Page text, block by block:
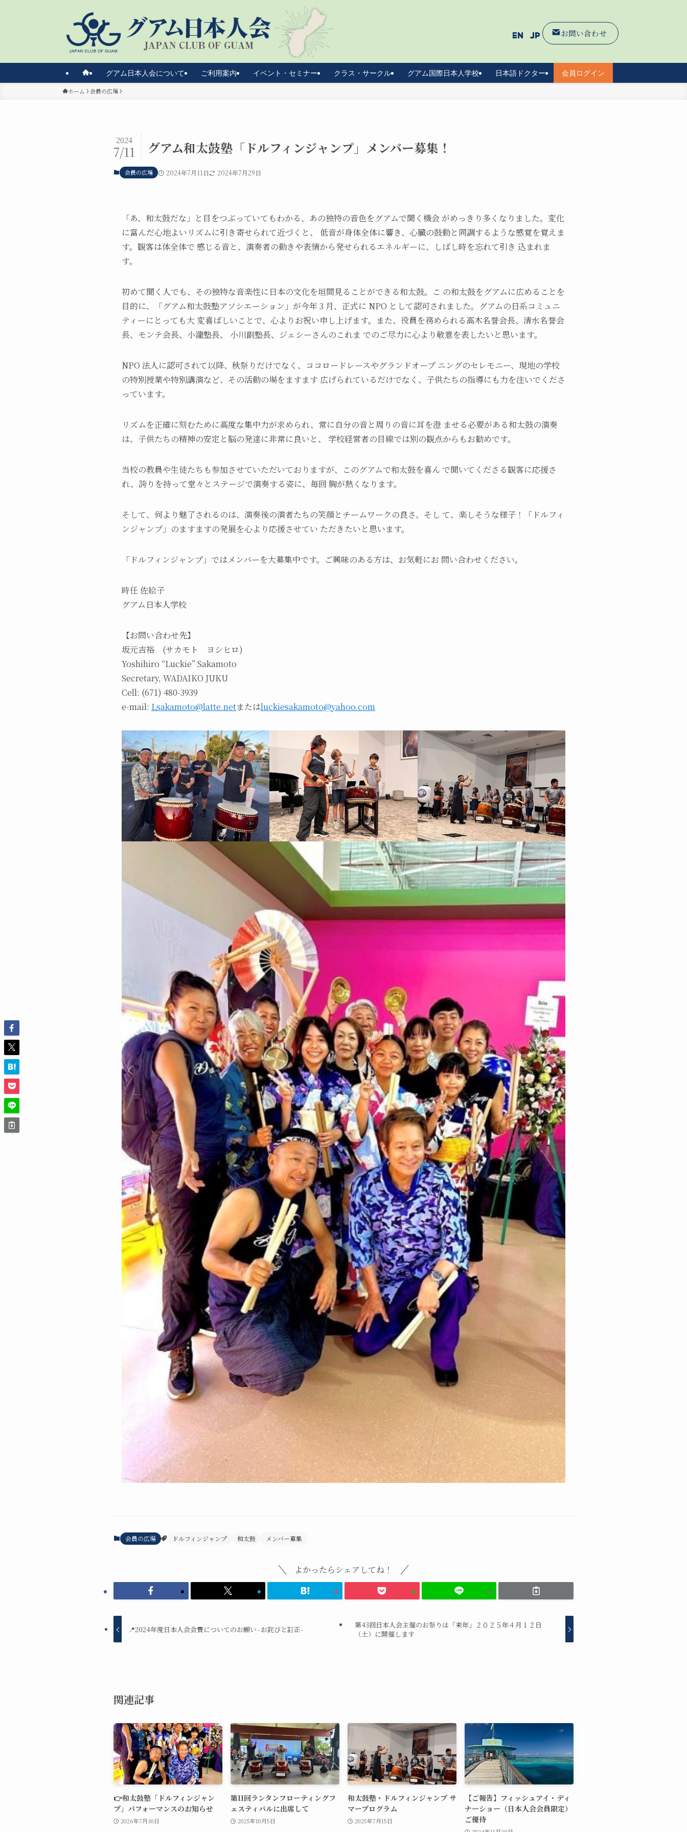
グアム日本人会について ご利用案内 イベント・セミナー クラス・サークル グアム国際日本人学校 日本語ドクター 会員ログイン
お問い合わせ
ホーム 会員の広場
グアム和太鼓塾「ドルフィンジャンプ」メンバー募集！
2024
7/11
会員の広場 2024年7月11日 2024年7月29日
「あ、和太鼓だな」と目をつぶっていてもわかる、あの独特の音色をグアムで聞く機会 がめっきり多くなりました。変化
に富んだ心地よいリズムに引き寄せられて近づくと、 低音が身体全体に響き、心臓の鼓動と同調するような感覚を覚えま
す。観客は体全体で 感じる音と、演奏者の動きや表情から発せられるエネルギーに、しばし時を忘れて引き 込まれま
す。
初めて聞く人でも、その独特な音楽性に日本の文化を垣間見ることができる和太鼓。こ の和太鼓をグアムに広めることを
目的に、「グアム和太鼓塾アソシエーション」が今年 3 月、正式に NPO として認可されました。グアムの日系コミュニ
ティーにとっても大 変喜ばしいことで、心よりお祝い申し上げます。また、役員を務められる高木名誉会長、清水名誉会
長、モンテ会長、小瀧塾長、 小川副塾長、ジェシーさんのこれま でのご尽力に心より敬意を表したいと思います。
NPO 法人に認可されて以降、秋祭りだけでなく、ココロードレースやグランドオープ ニングのセレモニー、現地の学校
の特別授業や特別講演など、その活動の場をますます 広げられているだけでなく、子供たちの指導にも力を注いでくださ
っています。
リズムを正確に刻むために高度な集中力が求められ、常に自分の音と周りの音に耳を澄 ませる必要がある和太鼓の演奏
は、子供たちの精神の安定と脳の発達に非常に良いと、 学校経営者の目線では別の観点からもお勧めです。
当校の教員や生徒たちも参加させていただいておりますが、このグアムで和太鼓を喜ん で聞いてくださる観客に応援さ
れ、誇りを持って堂々とステージで演奏する姿に、毎回 胸が熱くなります。
そして、何より魅了されるのは、演奏後の演者たちの笑顔とチームワークの良さ、そし て、楽しそうな様子！「ドルフィ
ンジャンプ」のますますの発展を心より応援させてい ただきたいと思います。
「ドルフィンジャンプ」ではメンバーを大募集中です。ご興味のある方は、お気軽にお 問い合わせください。
時任 佐絵子
グアム日本人学校
【お問い合わせ先】
坂元吉裕 (サカモト ヨシヒロ)
Yoshihiro “Luckie” Sakamoto
Secretary, WADAIKO JUKU
Cell: (671) 480-3939
e-mail: Lsakamoto@latte.netまたはluckiesakamoto@yahoo.com
会員の広場 ドルフィンジャンプ 和太鼓 メンバー募集
よかったらシェアしてね！
📍2024年度日本人会会費についてのお願い -お詫びと訂正-
第43回日本人会主催のお祭りは「来年」２０２５年４月１２日
（土）に開催します
関連記事
👉和太鼓塾「ドルフィンジャン
プ」パフォーマンスのお知らせ
2026年7月30日
第11回ランタンフローティングフ
ェスティバルに出席して
2025年10月5日
和太鼓塾・ドルフィンジャンプ サ
マープログラム
2025年7月15日
【ご報告】フィッシュアイ・ディ
ナーショー（日本人会会員限定）
ご優待